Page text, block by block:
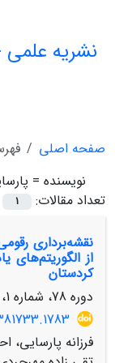
نشریه
صفحه اصلی
نویسنده =
تعداد مقالات:
1
نقشه‌برداری
از الگوریتم‌های
کردستان
دوره 78، شماره 1، بهار 1404، صفحه
فرزانه پارسایی،